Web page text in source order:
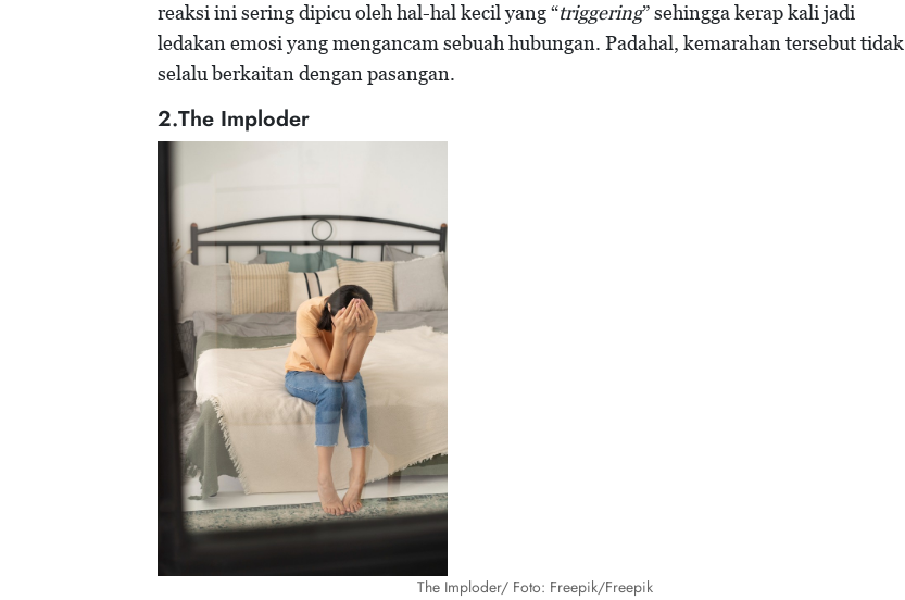
reaksi ini sering dipicu oleh hal-hal kecil yang “triggering” sehingga kerap kali jadi
ledakan emosi yang mengancam sebuah hubungan. Padahal, kemarahan tersebut tidak
selalu berkaitan dengan pasangan.
2.The Imploder
The Imploder/ Foto: Freepik/Freepik